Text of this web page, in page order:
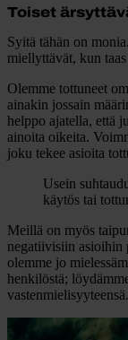
Toiset
Syitä tähän on
miellyttävät, kun
Olemme tottuneet
ainakin jossain
helppo ajatella, että
ainoita oikeita.
joku tekee asioita
Usein
käytös tai
Meillä on myös
negatiivisiin
olemme jo
henkilöstä;
vastenmielisyyteensä.